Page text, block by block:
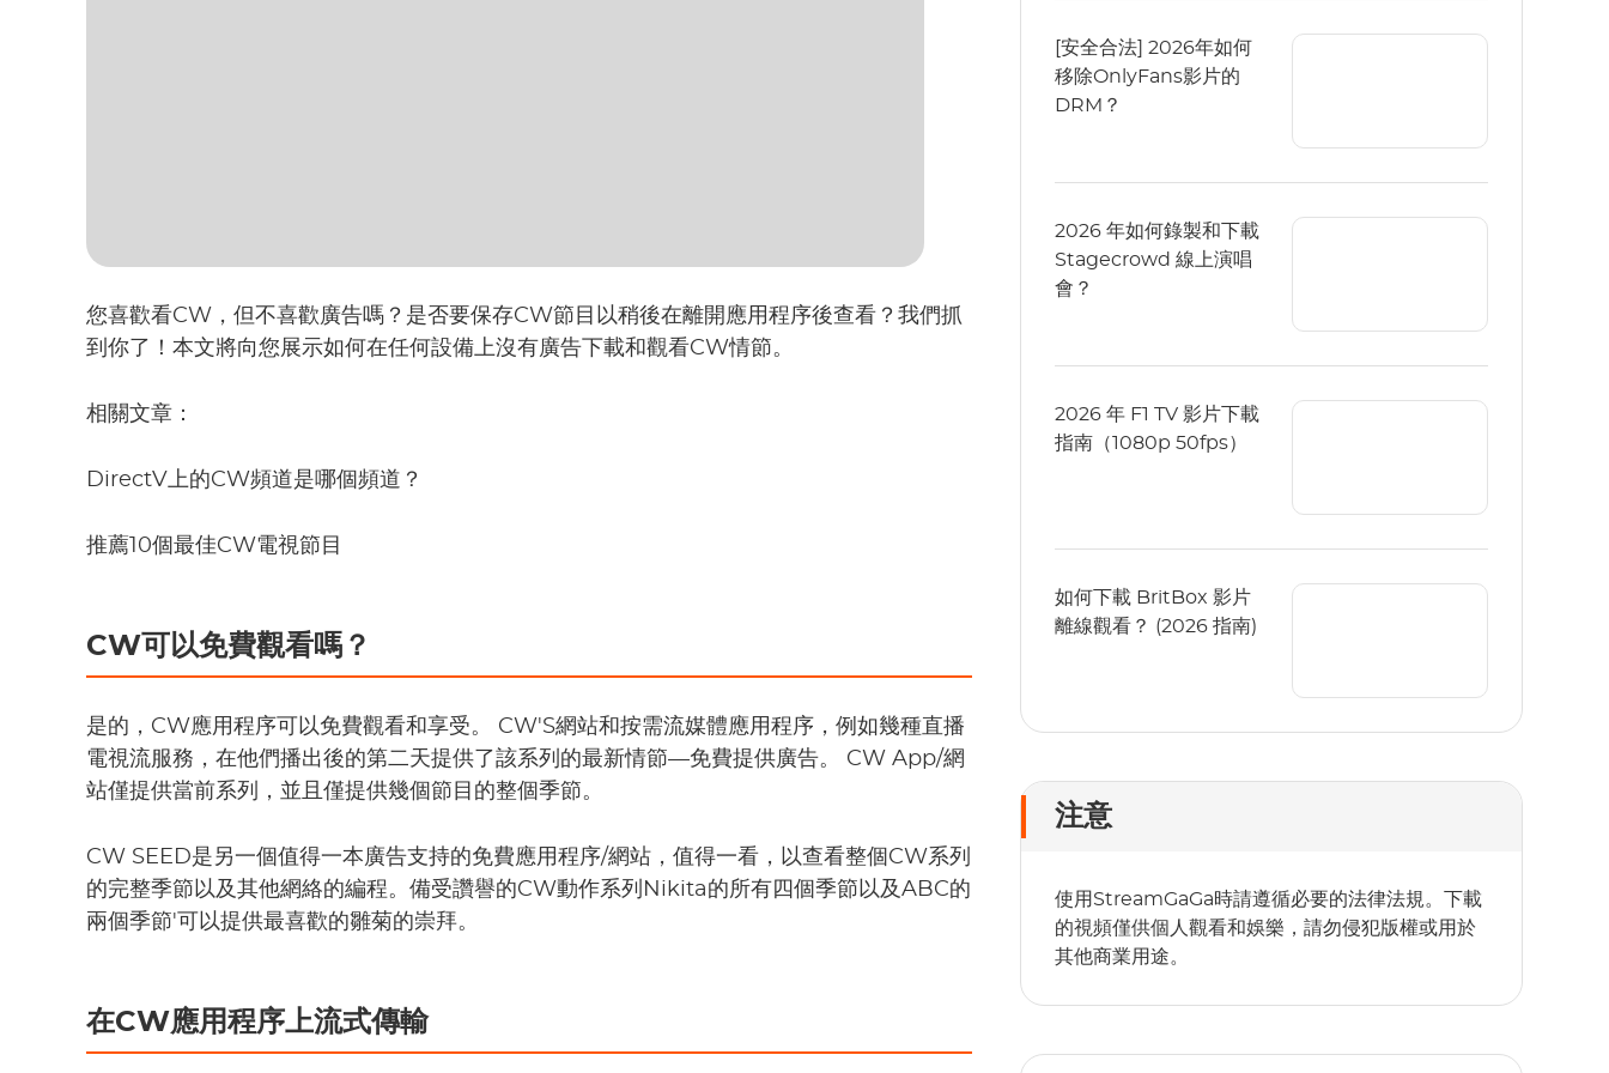
您喜歡看CW，但不喜歡廣告嗎？是否要保存CW節目以稍後在離開應用程序後查看？我們抓
到你了！本文將向您展示如何在任何設備上沒有廣告下載和觀看CW情節。
相關文章：
DirectV上的CW頻道是哪個頻道？
推薦10個最佳CW電視節目
CW可以免費觀看嗎？
是的，CW應用程序可以免費觀看和享受。 CW'S網站和按需流媒體應用程序，例如幾種直播
電視流服務，在他們播出後的第二天提供了該系列的最新情節—免費提供廣告。 CW App/網
站僅提供當前系列，並且僅提供幾個節目的整個季節。
CW SEED是另一個值得一本廣告支持的免費應用程序/網站，值得一看，以查看整個CW系列
的完整季節以及其他網絡的編程。備受讚譽的CW動作系列Nikita的所有四個季節以及ABC的
兩個季節'可以提供最喜歡的雛菊的崇拜。
在CW應用程序上流式傳輸
[安全合法] 2026年如何
移除OnlyFans影片的
DRM？
2026 年如何錄製和下載
Stagecrowd 線上演唱
會？
2026 年 F1 TV 影片下載
指南（1080p 50fps）
如何下載 BritBox 影片
離線觀看？ (2026 指南)
注意
使用StreamGaGa時請遵循必要的法律法規。下載
的視頻僅供個人觀看和娛樂，請勿侵犯版權或用於
其他商業用途。